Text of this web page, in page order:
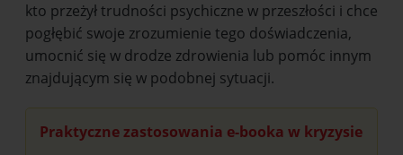
kto przeżył trudności psychiczne w przeszłości i chce
pogłębić swoje zrozumienie tego doświadczenia,
umocnić się w drodze zdrowienia lub pomóc innym
znajdującym się w podobnej sytuacji.
Praktyczne zastosowania e-booka w kryzysie